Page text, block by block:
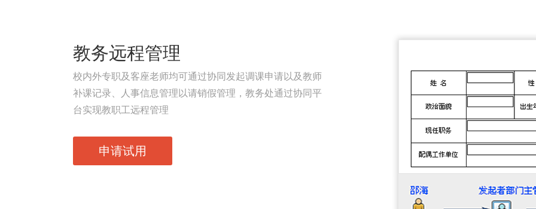
教务远程管理
校内外专职及客座老师均可通过协同发起调课申请以及教师
补课记录、人事信息管理以请销假管理，教务处通过协同平
台实现教职工远程管理
申请试用